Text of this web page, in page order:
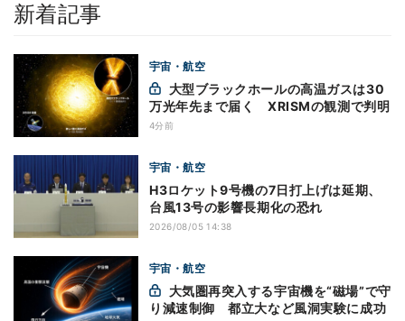
新着記事
宇宙・航空
万光年先まで届く XRISMの観測で判明
4分前
宇宙・航空
H3ロケット9号機の7日打上げは延期、
台風13号の影響長期化の恐れ
2026/08/05 14:38
宇宙・航空
り減速制御 都立大など風洞実験に成功